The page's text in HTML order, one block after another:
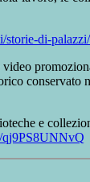
storie-di-
video
conservato
e
qj9PS8UNNvQ